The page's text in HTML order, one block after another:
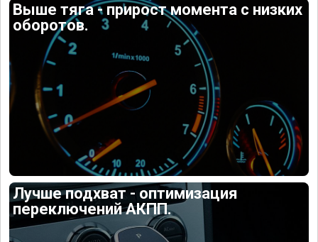
Выше тяга - прирост момента с низких
оборотов.
Лучше подхват - оптимизация
переключений АКПП.